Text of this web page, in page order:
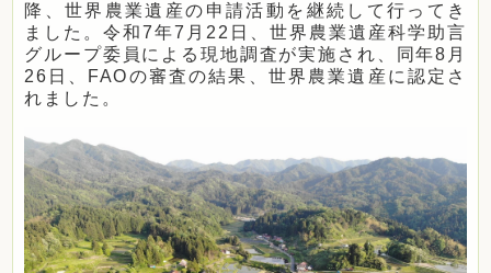
Foreign
language
サイトマップ
降、世界農業遺産の申請活動を継続して行ってき
ました。令和7年7月22日、世界農業遺産科学助言
グループ委員による現地調査が実施され、同年8月
26日、FAOの審査の結果、世界農業遺産に認定さ
れました。